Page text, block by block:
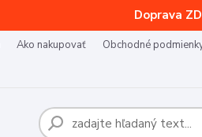
Doprava
Ako nakupovať Obchodné